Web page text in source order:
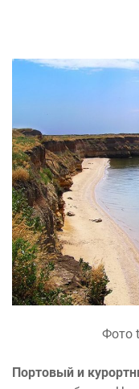
Фото
Портовый и